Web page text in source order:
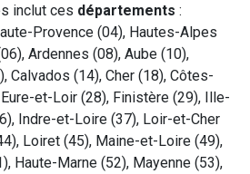
inclut ces départements :
Provence (04), Hautes-Alpes
Ardennes (08), Aube (10),
Calvados (14), Cher (18), Côtes-
Eure-et-Loir (28), Finistère (29), Ille-
Indre-et-Loire (37), Loir-et-Cher
Loiret (45), Maine-et-Loire (49),
Haute-Marne (52), Mayenne (53),